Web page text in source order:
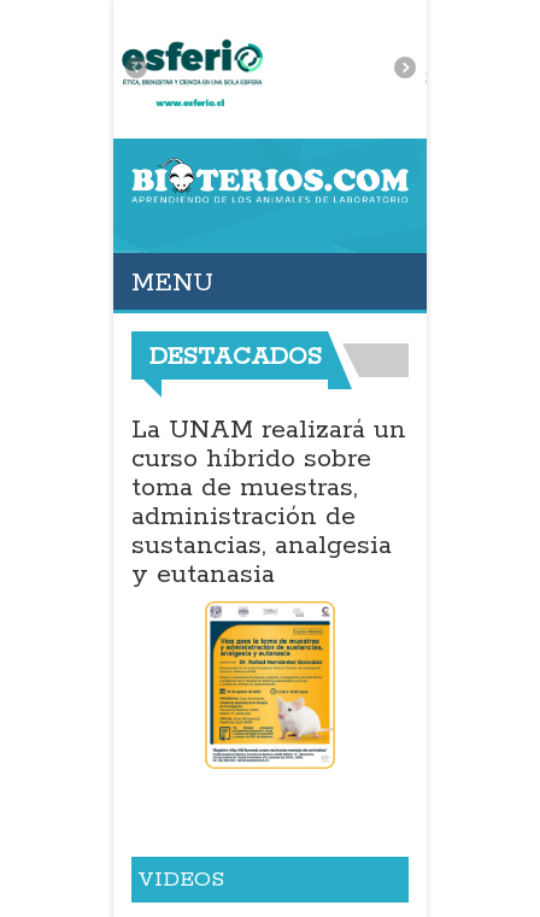
MENU
DESTACADOS
realizará un
sobre
muestras,
de
analgesia
Prácticas quirúrgicas
en roedores:
conferencia magistral
sobre herramientas
para la investigación
biomédica
VIDEOS